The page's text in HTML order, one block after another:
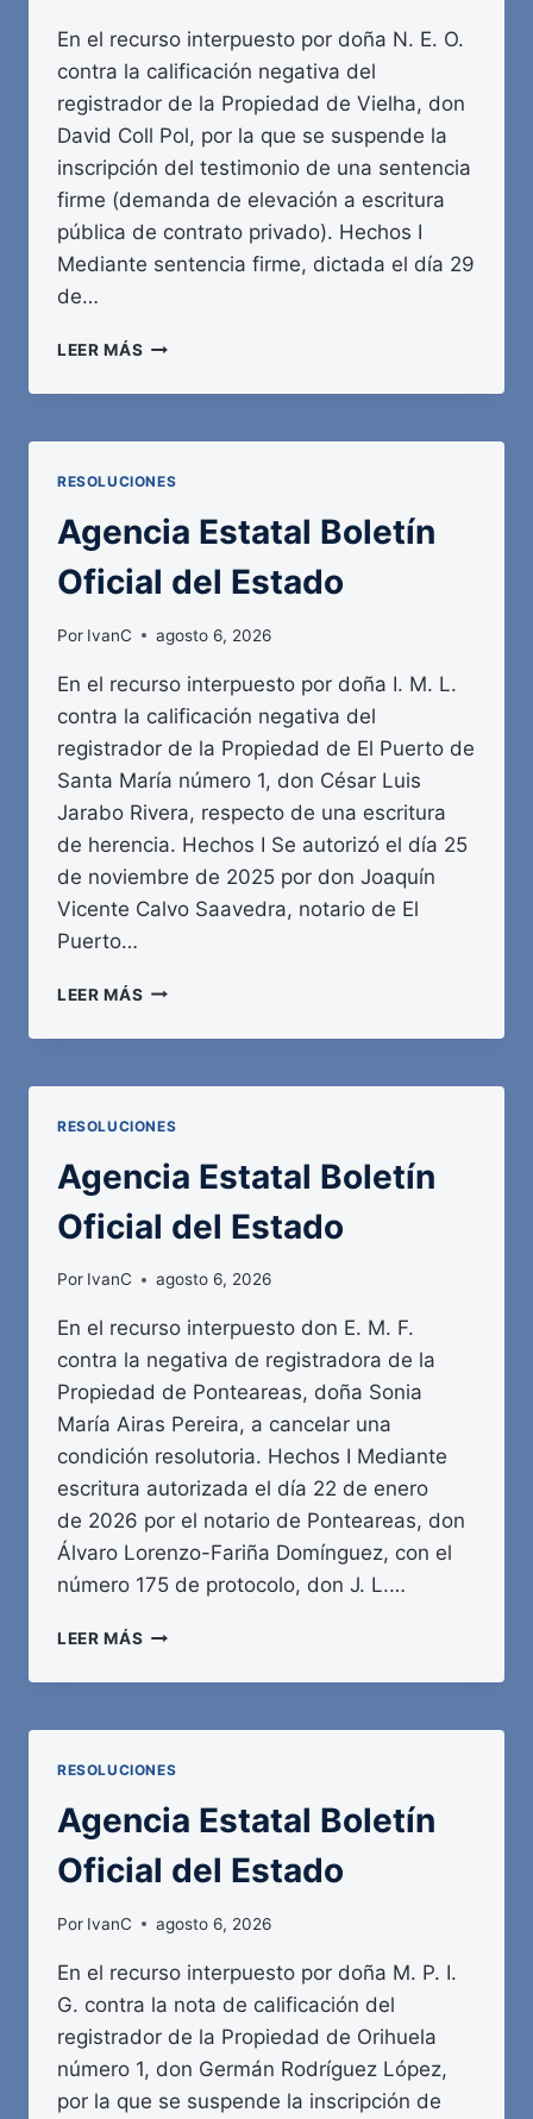
En el recurso interpuesto por doña N. E. O.
contra la calificación negativa del
registrador de la Propiedad de Vielha, don
David Coll Pol, por la que se suspende la
inscripción del testimonio de una sentencia
firme (demanda de elevación a escritura
pública de contrato privado). Hechos I
Mediante sentencia firme, dictada el día 29
de…
LEER MÁS AGENCIA
BOLETÍN
DEL
RESOLUCIONES
Agencia Estatal Boletín
Oficial del Estado
Por IvanC agosto 6, 2026
En el recurso interpuesto por doña I. M. L.
contra la calificación negativa del
registrador de la Propiedad de El Puerto de
Santa María número 1, don César Luis
Jarabo Rivera, respecto de una escritura
de herencia. Hechos I Se autorizó el día 25
de noviembre de 2025 por don Joaquín
Vicente Calvo Saavedra, notario de El
Puerto…
LEER MÁS AGENCIA
BOLETÍN
DEL
RESOLUCIONES
Agencia Estatal Boletín
Oficial del Estado
Por IvanC agosto 6, 2026
En el recurso interpuesto don E. M. F.
contra la negativa de registradora de la
Propiedad de Ponteareas, doña Sonia
María Airas Pereira, a cancelar una
condición resolutoria. Hechos I Mediante
escritura autorizada el día 22 de enero
de 2026 por el notario de Ponteareas, don
Álvaro Lorenzo-Fariña Domínguez, con el
número 175 de protocolo, don J. L.…
LEER MÁS AGENCIA
BOLETÍN
DEL
RESOLUCIONES
Agencia Estatal Boletín
Oficial del Estado
Por IvanC agosto 6, 2026
En el recurso interpuesto por doña M. P. I.
G. contra la nota de calificación del
registrador de la Propiedad de Orihuela
número 1, don Germán Rodríguez López,
por la que se suspende la inscripción de